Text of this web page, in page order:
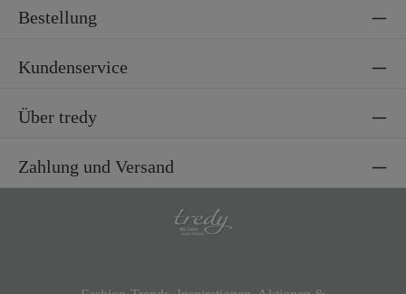
Bestellung
Kundenservice
Über tredy
Zahlung und Versand